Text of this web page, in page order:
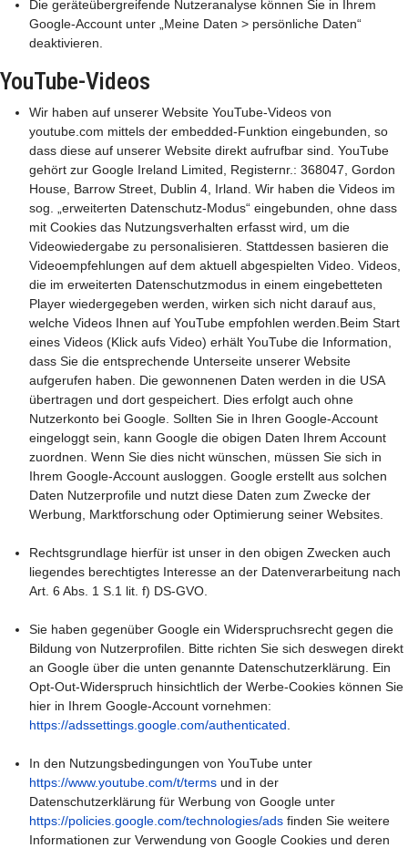
Die geräteübergreifende Nutzeranalyse können Sie in Ihrem
Google-Account unter „Meine Daten > persönliche Daten“
deaktivieren.
YouTube-Videos
Wir haben auf unserer Website YouTube-Videos von
youtube.com mittels der embedded-Funktion eingebunden, so
dass diese auf unserer Website direkt aufrufbar sind. YouTube
gehört zur Google Ireland Limited, Registernr.: 368047, Gordon
House, Barrow Street, Dublin 4, Irland. Wir haben die Videos im
sog. „erweiterten Datenschutz-Modus“ eingebunden, ohne dass
mit Cookies das Nutzungsverhalten erfasst wird, um die
Videowiedergabe zu personalisieren. Stattdessen basieren die
Videoempfehlungen auf dem aktuell abgespielten Video. Videos,
die im erweiterten Datenschutzmodus in einem eingebetteten
Player wiedergegeben werden, wirken sich nicht darauf aus,
welche Videos Ihnen auf YouTube empfohlen werden.Beim Start
eines Videos (Klick aufs Video) erhält YouTube die Information,
dass Sie die entsprechende Unterseite unserer Website
aufgerufen haben. Die gewonnenen Daten werden in die USA
übertragen und dort gespeichert. Dies erfolgt auch ohne
Nutzerkonto bei Google. Sollten Sie in Ihren Google-Account
eingeloggt sein, kann Google die obigen Daten Ihrem Account
zuordnen. Wenn Sie dies nicht wünschen, müssen Sie sich in
Ihrem Google-Account ausloggen. Google erstellt aus solchen
Daten Nutzerprofile und nutzt diese Daten zum Zwecke der
Werbung, Marktforschung oder Optimierung seiner Websites.
Rechtsgrundlage hierfür ist unser in den obigen Zwecken auch
liegendes berechtigtes Interesse an der Datenverarbeitung nach
Art. 6 Abs. 1 S.1 lit. f) DS-GVO.
Sie haben gegenüber Google ein Widerspruchsrecht gegen die
Bildung von Nutzerprofilen. Bitte richten Sie sich deswegen direkt
an Google über die unten genannte Datenschutzerklärung. Ein
Opt-Out-Widerspruch hinsichtlich der Werbe-Cookies können Sie
hier in Ihrem Google-Account vornehmen:
https://adssettings.google.com/authenticated
In den Nutzungsbedingungen von YouTube unter
https://www.youtube.com/t/terms und in der
Datenschutzerklärung für Werbung von Google unter
https://policies.google.com/technologies/ads finden Sie weitere
Informationen zur Verwendung von Google Cookies und deren